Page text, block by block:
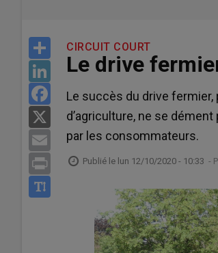
Share
LinkedIn
Facebook
Email
Print
CIRCUIT COURT
Le drive
Le succès du drive
d’agriculture, ne se
par les consommateurs.
Publié le lun 12/10/2020 - 10:33 -